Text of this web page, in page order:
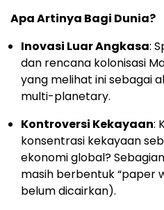
Apa Artinya Bagi Dunia?
Inovasi Luar Angkasa:
dan rencana kolonisasi
yang melihat ini sebagai
multi-planetary.
Kontroversi Kekayaan:
konsentrasi kekayaan
ekonomi global?
masih berbentuk “paper
belum dicairkan).